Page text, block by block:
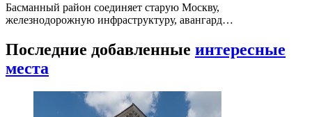
Басманный район соединяет старую Москву,
железнодорожную инфраструктуру, авангард…
Последние добавленные интересные
места